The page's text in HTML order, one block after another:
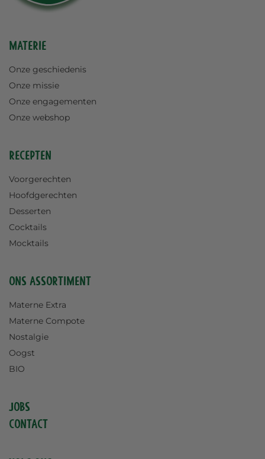
Materie
Onze geschiedenis
Onze missie
Onze engagementen
Onze webshop
Recepten
Voorgerechten
Hoofdgerechten
Desserten
Cocktails
Mocktails
Ons assortiment
Materne Extra
Materne Compote
Nostalgie
Oogst
BIO
Jobs
Contact